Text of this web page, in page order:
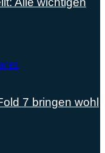
7 bringen wohl